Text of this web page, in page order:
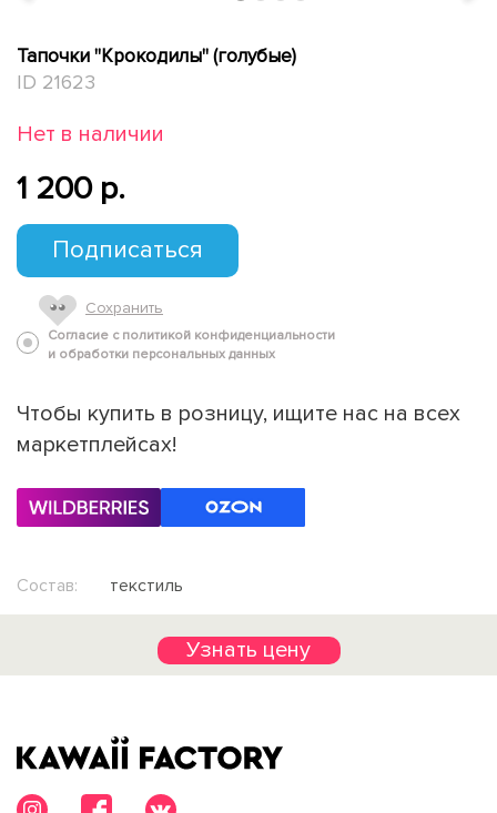
Тапочки "Крокодилы" (голубые)
ID 21623
Нет в наличии
1 200 p.
Подписаться
Сохранить
Согласие с политикой конфиденциальности
и обработки персональных данных
Чтобы купить в розницу, ищите нас на всех
маркетплейсах!
Состав: текстиль
Узнать цену